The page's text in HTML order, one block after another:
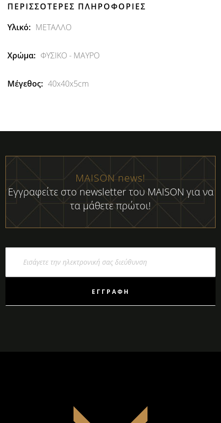
ΠΕΡΙΣΣΌΤΕΡΕΣ ΠΛΗΡΟΦΟΡΊΕΣ
ΠερισσότερεςΜΕΤΑΛΛΟ
ΦΥΣΙΚΟ - ΜΑΥΡΟ
40x40x5cm
MAISON news!
Εγγραφείτε στο newsletter του MAISON για να
τα μάθετε πρώτοι!
ΕΓΓΡΑΦΉ